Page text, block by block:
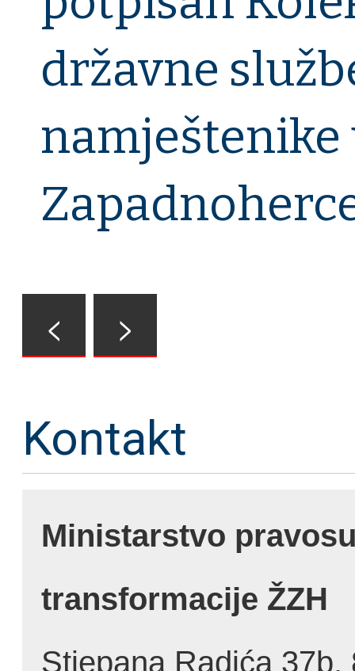
državne
< >
Kontakt
Ministarstvo
transformacije ŽZH
Stjepana Radića